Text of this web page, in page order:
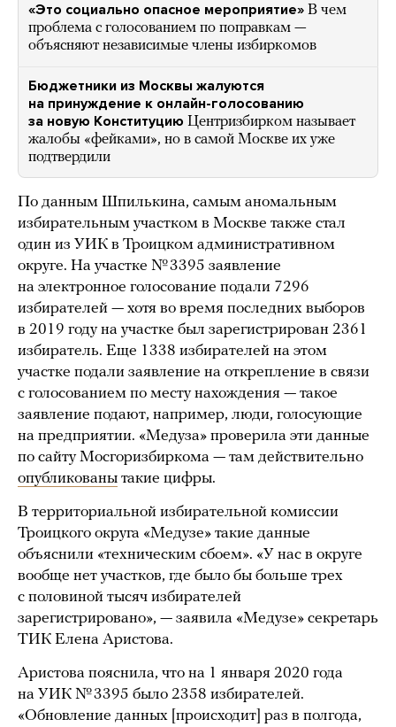
«Это социально опасное мероприятие» В чем
проблема с голосованием по поправкам —
объясняют независимые члены избиркомов
Бюджетники из Москвы жалуются
на принуждение к онлайн-голосованию
за новую Конституцию Центризбирком называет
жалобы «фейками», но в самой Москве их уже
подтвердили
По данным Шпилькина, самым аномальным
избирательным участком в Москве также стал
один из УИК в Троицком административном
округе. На участке № 3395 заявление
на электронное голосование подали 7296
избирателей — хотя во время последних выборов
в 2019 году на участке был зарегистрирован 2361
избиратель. Еще 1338 избирателей на этом
участке подали заявление на открепление в связи
с голосованием по месту нахождения — такое
заявление подают, например, люди, голосующие
на предприятии. «Медуза» проверила эти данные
по сайту Мосгоризбиркома — там действительно
опубликованы такие цифры.
В территориальной избирательной комиссии
Троицкого округа «Медузе» такие данные
объяснили «техническим сбоем». «У нас в округе
вообще нет участков, где было бы больше трех
с половиной тысяч избирателей
зарегистрировано», — заявила «Медузе» секретарь
ТИК Елена Аристова.
Аристова пояснила, что на 1 января 2020 года
на УИК № 3395 было 2358 избирателей.
«Обновление данных [происходит] раз в полгода,